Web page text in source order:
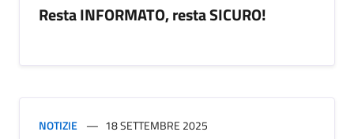
Resta INFORMATO, resta SICURO!
NOTIZIE 18 SETTEMBRE 2025